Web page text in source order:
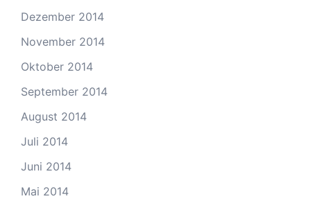
Dezember 2014
November 2014
Oktober 2014
September 2014
August 2014
Juli 2014
Juni 2014
Mai 2014